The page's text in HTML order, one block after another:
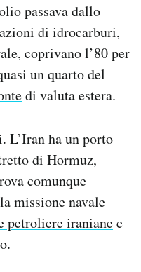
passava dallo
di idrocarburi,
coprivano l’80 per
un quarto del
di valuta estera.
L’Iran ha un porto
di Hormuz,
comunque
missione navale
petroliere iranianee